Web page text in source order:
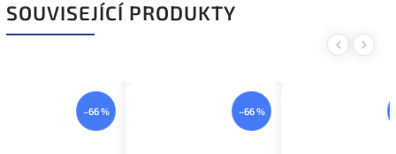
SOUVISEJÍCÍ PRODUKTY
Previous
–66 % –66 %
Next